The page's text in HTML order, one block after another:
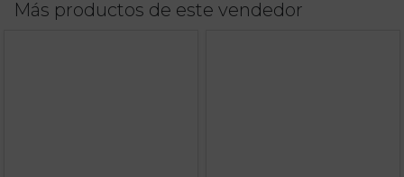
Más productos de este vendedor